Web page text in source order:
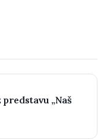
„Naš